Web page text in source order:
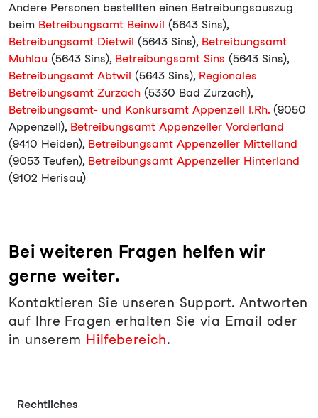
Andere Personen bestellten einen Betreibungsauszug
beim Betreibungsamt Beinwil (5643 Sins),
Betreibungsamt Dietwil (5643 Sins), Betreibungsamt
Mühlau (5643 Sins), Betreibungsamt Sins (5643 Sins),
Betreibungsamt Abtwil (5643 Sins), Regionales
Betreibungsamt Zurzach (5330 Bad Zurzach),
Betreibungsamt- und Konkursamt Appenzell I.Rh. (9050
Appenzell), Betreibungsamt Appenzeller Vorderland
(9410 Heiden), Betreibungsamt Appenzeller Mittelland
(9053 Teufen), Betreibungsamt Appenzeller Hinterland
(9102 Herisau)
Bei weiteren Fragen helfen wir
gerne weiter.
Kontaktieren Sie unseren Support. Antworten
auf Ihre Fragen erhalten Sie via Email oder
in unserem Hilfebereich.
Rechtliches